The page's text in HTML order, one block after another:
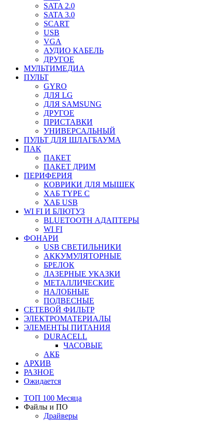
SATA 2.0
SATA 3.0
SCART
USB
VGA
АУДИО КАБЕЛЬ
ДРУГОЕ
МУЛЬТИМЕДИА
ПУЛЬТ
GYRO
ДЛЯ LG
ДЛЯ SAMSUNG
ДРУГОЕ
ПРИСТАВКИ
УНИВЕРСАЛЬНЫЙ
ПУЛЬТ ДЛЯ ШЛАГБАУМА
ПАК
ПАКЕТ
ПАКЕТ ДРИМ
ПЕРИФЕРИЯ
КОВРИКИ ДЛЯ МЫШЕК
ХАБ TYPE C
ХАБ USB
WI FI И БЛЮТУЗ
BLUETOOTH АДАПТЕРЫ
WI FI
ФОНАРИ
USB СВЕТИЛЬНИКИ
АККУМУЛЯТОРНЫЕ
БРЕЛОК
ЛАЗЕРНЫЕ УКАЗКИ
МЕТАЛЛИЧЕСКИЕ
НАЛОБНЫЕ
ПОДВЕСНЫЕ
СЕТЕВОЙ ФИЛЬТР
ЭЛЕКТРОМАТЕРИАЛЫ
ЭЛЕМЕНТЫ ПИТАНИЯ
DURACELL
ЧАСОВЫЕ
АКБ
АРХИВ
РАЗНОЕ
Ожидается
ТОП 100 Месяца
Файлы и ПО
Драйверы